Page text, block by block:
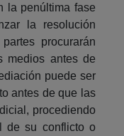
la penúltima fase
la resolución
procurarán
medios antes de
puede ser
antes de que las
procediendo
de su conflicto o